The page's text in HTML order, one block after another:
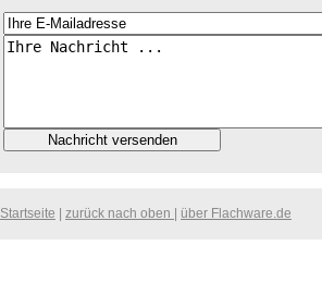
Startseite zurück nach oben über Flachware.de